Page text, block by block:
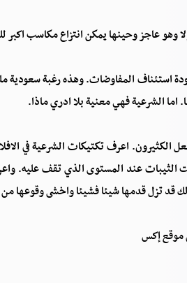
إلا وهو عاجز وحينها يمكن انتزاع مكاسب
استئناف المفاوضات. وهذه رغبة
الشرعية فهي معنية بلا ادري ماذا.
الكثيرون. اعرف تكتيكات الشرعية في
الثيبات عند المستوى الذي تقف عليه.
تزل قدمها شيئا فشيئا واخشى وقوعها من
موقع إكس